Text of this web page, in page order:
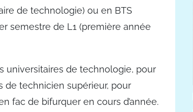
de technologie) ou en BTS
semestre de L1 (première année
universitaires de technologie, pour
de technicien supérieur, pour
fac de bifurquer en cours d’année.